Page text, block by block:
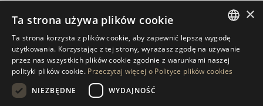
znajduje się na strzeżonym osiedlu w pobliżu pól golfowych oraz
kluczowych udogodnień. Nieruchomość położona jest na płaskiej,
zachodniej działce o powierzchni...
ŁÓŻKA
6
6
1 072 M²
5 695 000 €
ENGLISH
SPANISH
×
Ta strona używa plików cookie
Ta strona korzysta z plików cookie, aby zapewnić lepszą wygodę
użytkowania. Korzystając z tej strony, wyrażasz zgodę na używanie
przez nas wszystkich plików cookie zgodnie z warunkami naszej
polityki plików cookie. Przeczytaj więcej o Polityce plików cookies
NIEZBĘDNE
WYDAJNOŚĆ